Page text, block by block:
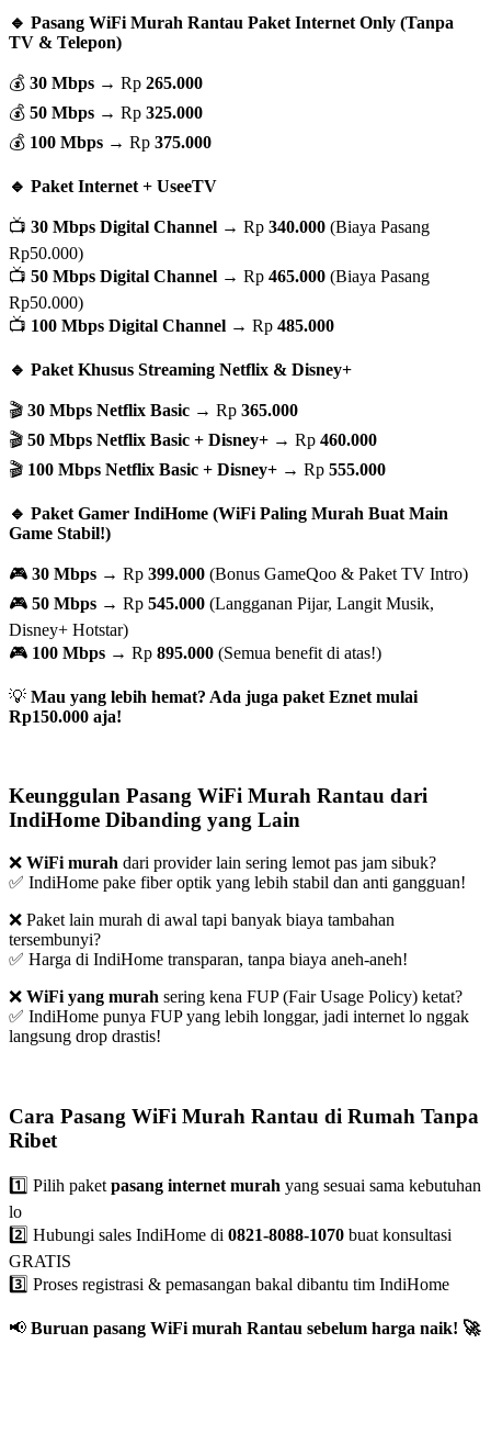
🔹 Pasang WiFi Murah Rantau Paket Internet Only (Tanpa
TV & Telepon)
💰 30 Mbps → Rp 265.000
💰 50 Mbps → Rp 325.000
💰 100 Mbps → Rp 375.000
🔹 Paket Internet + UseeTV
📺 30 Mbps Digital Channel → Rp 340.000 (Biaya Pasang
Rp50.000)
📺 50 Mbps Digital Channel → Rp 465.000 (Biaya Pasang
Rp50.000)
📺 100 Mbps Digital Channel → Rp 485.000
🔹 Paket Khusus Streaming Netflix & Disney+
🎬 30 Mbps Netflix Basic → Rp 365.000
🎬 50 Mbps Netflix Basic + Disney+ → Rp 460.000
🎬 100 Mbps Netflix Basic + Disney+ → Rp 555.000
🔹 Paket Gamer IndiHome (WiFi Paling Murah Buat Main
Game Stabil!)
🎮 30 Mbps → Rp 399.000 (Bonus GameQoo & Paket TV Intro)
🎮 50 Mbps → Rp 545.000 (Langganan Pijar, Langit Musik,
Disney+ Hotstar)
🎮 100 Mbps → Rp 895.000 (Semua benefit di atas!)
💡 Mau yang lebih hemat? Ada juga paket Eznet mulai
Rp150.000 aja!
Keunggulan Pasang WiFi Murah Rantau dari
IndiHome Dibanding yang Lain
❌ WiFi murah dari provider lain sering lemot pas jam sibuk?
✅ IndiHome pake fiber optik yang lebih stabil dan anti gangguan!
❌ Paket lain murah di awal tapi banyak biaya tambahan
tersembunyi?
✅ Harga di IndiHome transparan, tanpa biaya aneh-aneh!
❌ WiFi yang murah sering kena FUP (Fair Usage Policy) ketat?
✅ IndiHome punya FUP yang lebih longgar, jadi internet lo nggak
langsung drop drastis!
Cara Pasang WiFi Murah Rantau di Rumah Tanpa
Ribet
1️⃣ Pilih paketpasang internet murah yang sesuai sama kebutuhan
lo
2️⃣ Hubungi sales IndiHome di 0821-8088-1070 buat konsultasi
GRATIS
3️⃣ Proses registrasi & pemasangan bakal dibantu tim IndiHome
📢 Buruan pasang WiFi murah Rantau sebelum harga naik! 🚀